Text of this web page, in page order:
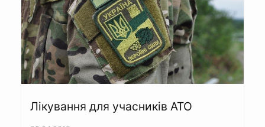
Лікування для учасників АТО